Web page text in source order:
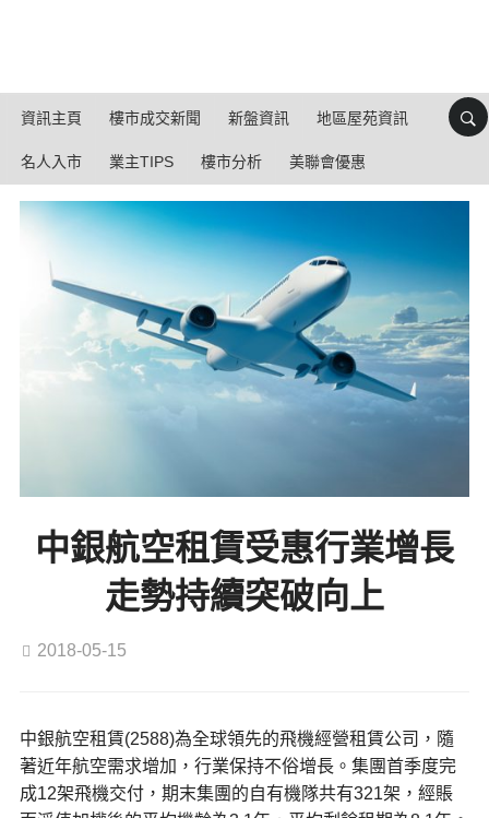
資訊主頁 樓市成交新聞 新盤資訊 地區屋苑資訊
名人入市 業主TIPS 樓市分析 美聯會優惠
中銀航空租賃受惠行業增長
走勢持續突破向上
2018-05-15
中銀航空租賃(2588)為全球領先的飛機經營租賃公司，隨
著近年航空需求增加，行業保持不俗增長。集團首季度完
成12架飛機交付，期末集團的自有機隊共有321架，經賬